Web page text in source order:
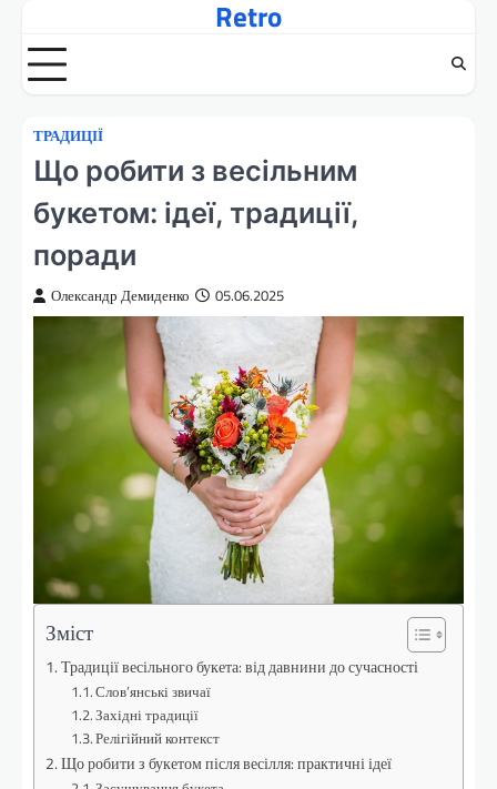
вмісту
Retro
ТРАДИЦІЇ
Що робити з весільним
букетом: ідеї, традиції,
поради
Олександр Демиденко 05.06.2025
Зміст
Традиції весільного букета: від давнини до сучасності
Слов’янські звичаї
Західні традиції
Релігійний контекст
Що робити з букетом після весілля: практичні ідеї